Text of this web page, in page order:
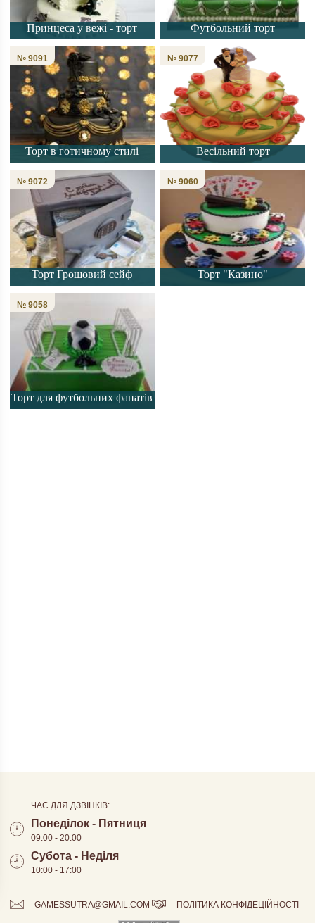
Принцеса у вежі - торт Футбольний торт
Торт в готичному стилі
№ 9091
Весільний торт
№ 9077
Торт Грошовий сейф
№ 9072
Торт "Казино"
№ 9060
Торт для футбольних фанатів
№ 9058
ЧАС ДЛЯ ДЗВІНКІВ:
Понеділок - Пятниця
09:00 - 20:00
Субота - Неділя
10:00 - 17:00
GAMESSUTRA@GMAIL.COM ПОЛІТИКА КОНФІДЕЦІЙНОСТІ